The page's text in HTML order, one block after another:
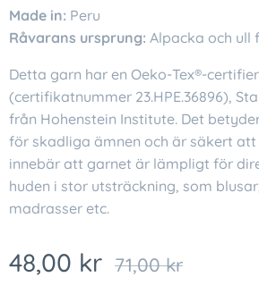
Made in: Peru
Råvarans ursprung: Alpacka och ull
Detta garn har en Oeko-Tex®-
(certifikatnummer 23.HPE.36896),
från Hohenstein Institute. Det
för skadliga ämnen och är säkert att
innebär att garnet är lämpligt för
huden i stor utsträckning, som
madrasser etc.
48,00 kr 71,00kr